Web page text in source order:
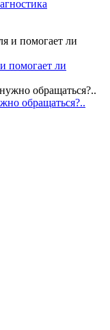
помогает ли
обращаться?..